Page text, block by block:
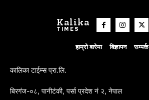
Kalika
TIMES
हाम्रो बारेमा बिज्ञापन सम्पर्क
कालिका टाईम्स प्रा.लि.
बिरगंज-०८, पानीटंकी, पर्सा प्रदेश नं २, नेपाल